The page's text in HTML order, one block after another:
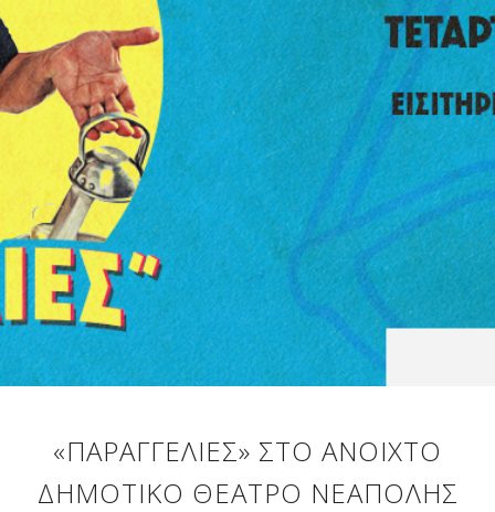
«ΠΑΡΑΓΓΕΛΙΈΣ» ΣΤΟ ΑΝΟΙΧΤΌ
ΔΗΜΟΤΙΚΌ ΘΈΑΤΡΟ ΝΕΆΠΟΛΗΣ